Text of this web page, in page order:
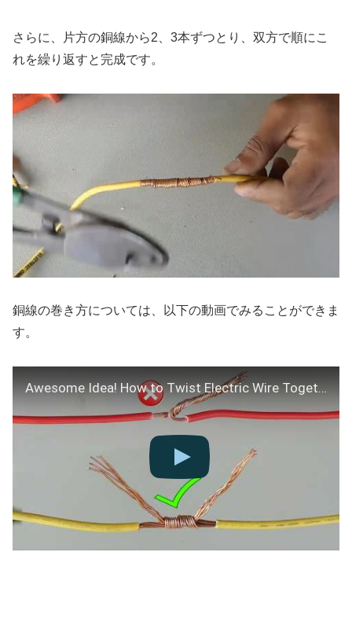
さらに、片方の銅線から2、3本ずつとり、双方で順にこ
れを繰り返すと完成です。
銅線の巻き方については、以下の動画でみることができま
す。
Awesome Idea! How to Twist Electric Wire Together | Properly Joint Electrical Wire | Part 1